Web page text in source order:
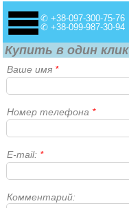
✆ +38-097-300-75-76
✆ +38-099-987-30-94
Купить в один клик
Ваше имя *
Номер телефона *
E-mail: *
Комментарий: